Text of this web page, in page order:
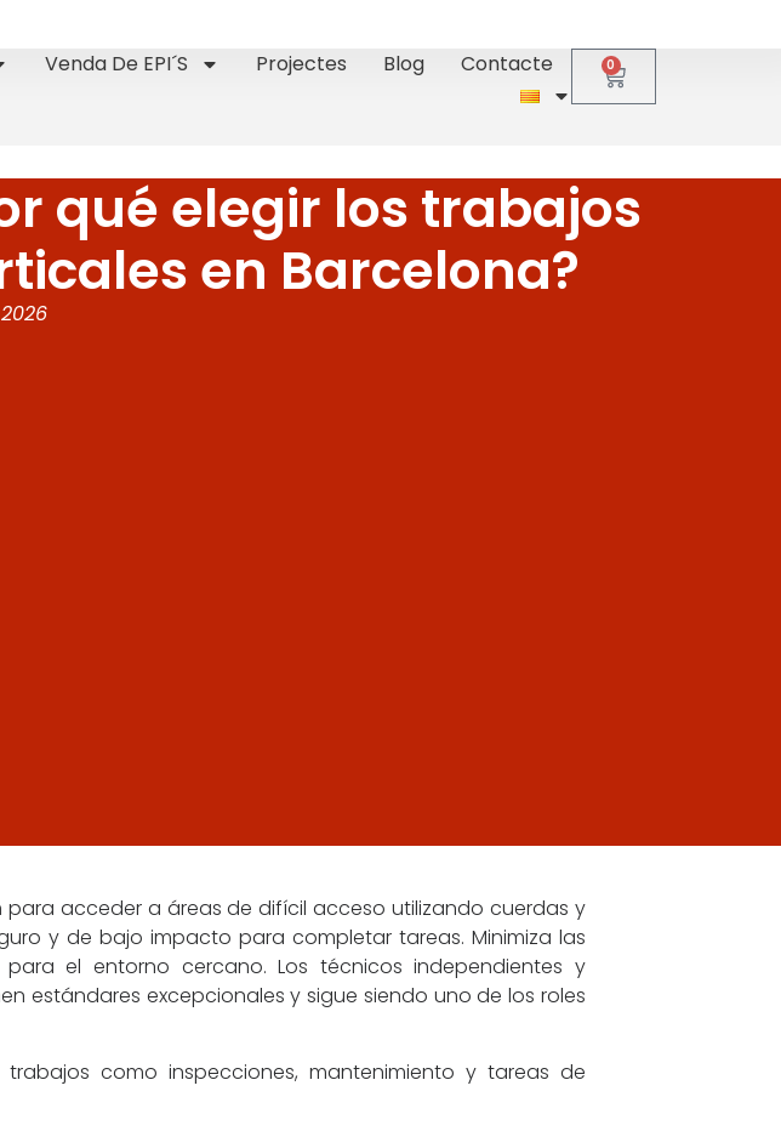
Venda De EPI´s Projectes Blog Contacte 0
qué elegir los trabajos
en Barcelona?
para acceder a áreas de difícil acceso utilizando cuerdas y
y de bajo impacto para completar tareas. Minimiza las
el entorno cercano. Los técnicos independientes y
estándares excepcionales y sigue siendo uno de los roles
como inspecciones, mantenimiento y tareas de